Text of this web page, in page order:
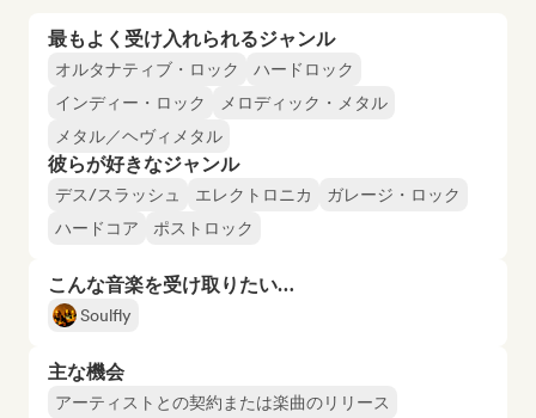
最もよく受け入れられるジャンル
オルタナティブ・ロック
ハードロック
インディー・ロック
メロディック・メタル
メタル／ヘヴィメタル
彼らが好きなジャンル
デス/スラッシュ エレクトロニカ
ガレージ・ロック
ハードコア
ポストロック
こんな音楽を受け取りたい…
Soulfly
主な機会
アーティストとの契約または楽曲のリリース